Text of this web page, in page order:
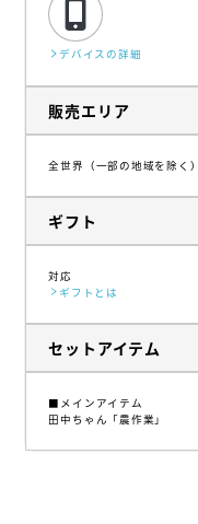
デバイスの詳細
販売エリア
全世界（一部の地域を除く）
ギフト
対応
ギフトとは
セットアイテム
■メインアイテム
田中ちゃん「農作業」